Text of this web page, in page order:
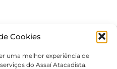
Cookies
uma melhor experiência de
do Assaí Atacadista.